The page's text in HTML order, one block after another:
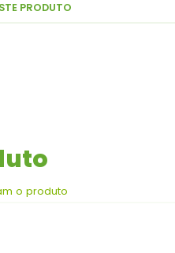
PRODUTO
o produto